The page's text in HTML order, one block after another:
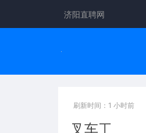
济阳直聘网
刷新时间：1 小时前
叉车工